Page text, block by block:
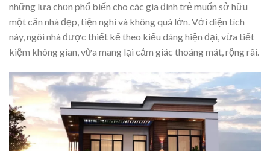
những lựa chọn phổ biến cho các gia đình trẻ muốn sở hữu
một căn nhà đẹp, tiện nghi và không quá lớn. Với diện tích
này, ngôi nhà được thiết kế theo kiểu dáng hiện đại, vừa tiết
kiệm không gian, vừa mang lại cảm giác thoáng mát, rộng rãi.